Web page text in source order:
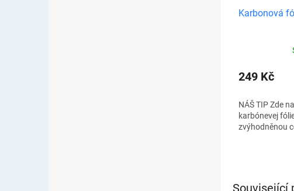
Související
Karbonová
249 Kč
NÁŠ TIP Zde
karbónevej